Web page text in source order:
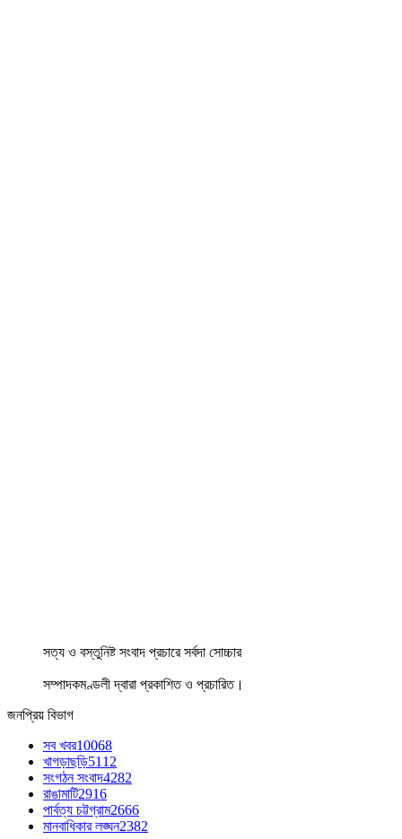
সত্য ও বস্তুনিষ্ট সংবাদ প্রচারে সর্বদা সোচ্চার
সম্পাদকমণ্ডলী দ্বারা প্রকাশিত ও প্রচারিত।
জনপ্রিয় বিভাগ
সব খবর10068
খাগড়াছড়ি5112
সংগঠন সংবাদ4282
রাঙামাটি2916
পার্বত্য চট্টগ্রাম2666
মানবাধিকার লঙ্ঘন2382